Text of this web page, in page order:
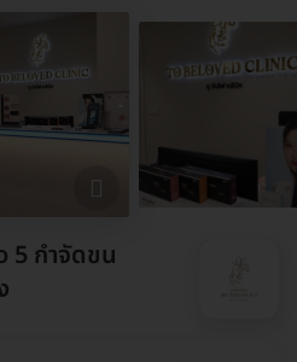
5 กำจัดขน